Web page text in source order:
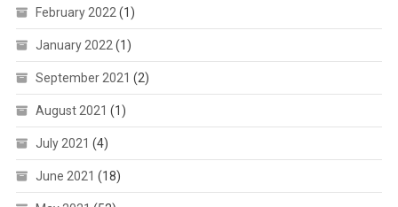
February 2022 (1)
January 2022 (1)
September 2021 (2)
August 2021 (1)
July 2021 (4)
June 2021 (18)